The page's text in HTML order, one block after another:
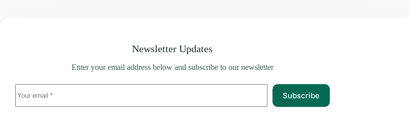
Newsletter Updates
Enter your email address below and subscribe to our newsletter
Subscribe